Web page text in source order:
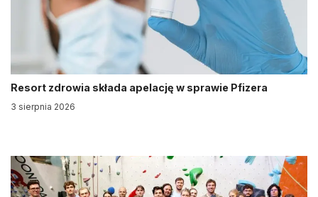
Resort zdrowia składa apelację w sprawie Pfizera
3 sierpnia 2026